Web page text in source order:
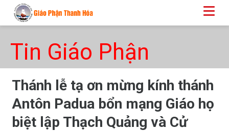
Tin Giáo Phận
Thánh lễ tạ ơn mừng kính thánh
Antôn Padua bổn mạng Giáo họ
biệt lập Thạch Quảng và Cử